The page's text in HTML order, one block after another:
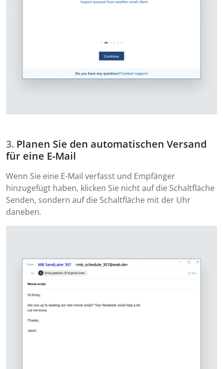
Planen Sie den automatischen Versand
für eine E-Mail
Wenn Sie eine E-Mail verfasst und Empfänger
hinzugefügt haben, klicken Sie nicht auf die Schaltfläche
Senden, sondern auf die Schaltfläche mit der Uhr
daneben.